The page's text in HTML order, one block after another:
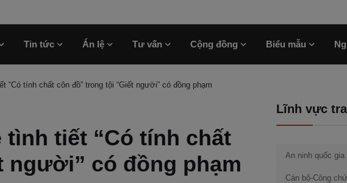
Tin tức Án lệ Tư vấn Cộng đồng Biểu mẫu
“Có tính chất côn đồ” trong tội “Giết người” có đồng phạm
tình tiết “Có tính chất
người” có đồng phạm
Lĩnh vực
An ninh quốc gia
Cán bộ-Công